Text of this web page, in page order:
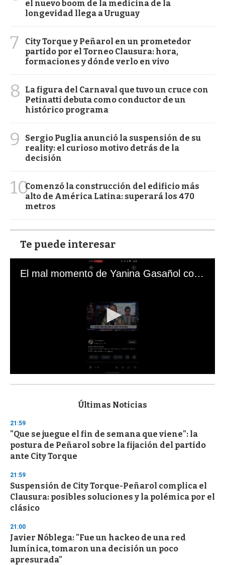
el nuevo boom de la medicina de la
longevidad llega a Uruguay
7
City Torque y Peñarol en un prometedor
partido por el Torneo Clausura: hora,
formaciones y dónde verlo en vivo
8
La figura del Carnaval que tuvo un cruce con
Petinatti debuta como conductor de un
histórico programa
9
Sergio Puglia anunció la suspensión de su
reality: el curioso motivo detrás de la
decisión
10Comenzó la construcción del edificio más
alto de América Latina: superará los 470
metros
Te puede interesar
El mal momento de Yanina Gasañol con un hincha argentino en "Subrayado"
s
d
s
o
f
3
s
e
c
o
n
Últimas Noticias
21:59
"Que se juegue el fin de semana que viene": la
postura de Peñarol sobre la fijación del partido
ante City Torque
21:59
Suspensión de City Torque-Peñarol complica el
Clausura: posibles soluciones y la polémica por el
clásico
21:00
Javier Nóblega: "Fue un hackeo de una red
lumínica, tomaron una decisión un poco
apresurada"